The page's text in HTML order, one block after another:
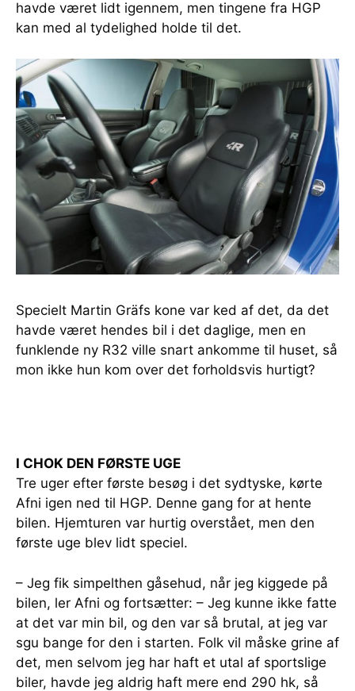
havde været lidt igennem, men tingene fra HGP
kan med al tydelighed holde til det.
Specielt Martin Gräfs kone var ked af det, da det
havde været hendes bil i det daglige, men en
funklende ny R32 ville snart ankomme til huset, så
mon ikke hun kom over det forholdsvis hurtigt?
I CHOK DEN FØRSTE UGE
Tre uger efter første besøg i det sydtyske, kørte
Afni igen ned til HGP. Denne gang for at hente
bilen. Hjemturen var hurtig overstået, men den
første uge blev lidt speciel.
– Jeg fik simpelthen gåsehud, når jeg kiggede på
bilen, ler Afni og fortsætter: – Jeg kunne ikke fatte
at det var min bil, og den var så brutal, at jeg var
sgu bange for den i starten. Folk vil måske grine af
det, men selvom jeg har haft et utal af sportslige
biler, havde jeg aldrig haft mere end 290 hk, så